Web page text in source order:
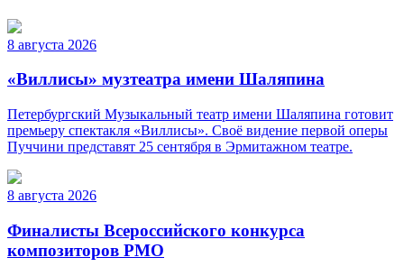
8 августа 2026
«Виллисы» музтеатра имени Шаляпина
Петербургский Музыкальный театр имени Шаляпина готовит
премьеру спектакля «Виллисы». Своё видение первой оперы
Пуччини представят 25 сентября в Эрмитажном театре.
8 августа 2026
Финалисты Всероссийского конкурса
композиторов РМО